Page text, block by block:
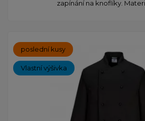
zapínání na knoflíky.
poslední kusy
Vlastní výšivka